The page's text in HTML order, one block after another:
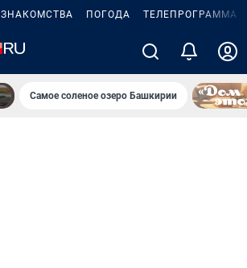
ЗНАКОМСТВА ПОГОДА ТЕЛЕПРОГРАММА
Самое соленое озеро Башкирии